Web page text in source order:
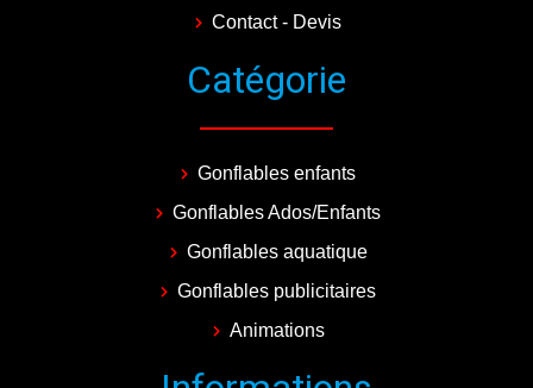
Contact - Devis
Catégorie
Gonflables enfants
Gonflables Ados/Enfants
Gonflables aquatique
Gonflables publicitaires
Animations